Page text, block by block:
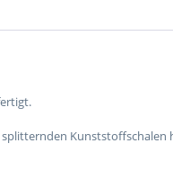
Kunststoffschalen